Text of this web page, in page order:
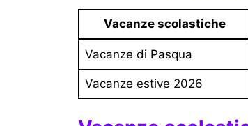
Vacanze scolastiche
vacanze di Pasqua
Vacanze estive 2026